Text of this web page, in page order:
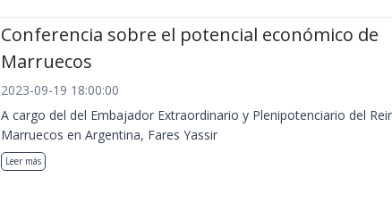
Conferencia sobre el potencial económico de
Marruecos
2023-09-19 18:00:00
A cargo del del Embajador Extraordinario y Plenipotenciario del
Marruecos en Argentina, Fares Yassir
Leer más